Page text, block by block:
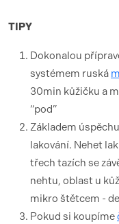
TIPY
Dokonalou
systémem ruská
30min kůžičku a
“pod”
Základem
lakování. Nehet
třech tazích se
nehtu, oblast u
mikro štětcem -
Pokud si koupíme